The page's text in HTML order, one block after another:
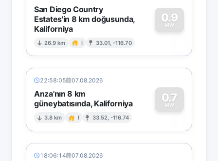
San Diego Country
Estates'in 8 km doğusunda,
Kaliforniya
26.9 km I 33.01, -116.70
0.9
MW
0
22:58:05 07.08.2026
Anza'nın 8 km
güneybatısında, Kaliforniya
3.8 km I 33.52, -116.74
0.7
MW
0
18:06:14 07.08.2026